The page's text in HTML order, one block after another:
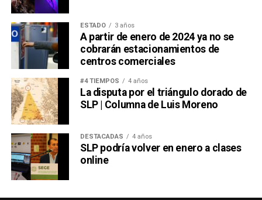
ESTADO 3 años
A partir de enero de 2024 ya no se
cobrarán estacionamientos de
centros comerciales
#4 TIEMPOS 4 años
La disputa por el triángulo dorado de
SLP | Columna de Luis Moreno
DESTACADAS 4 años
SLP podría volver en enero a clases
online